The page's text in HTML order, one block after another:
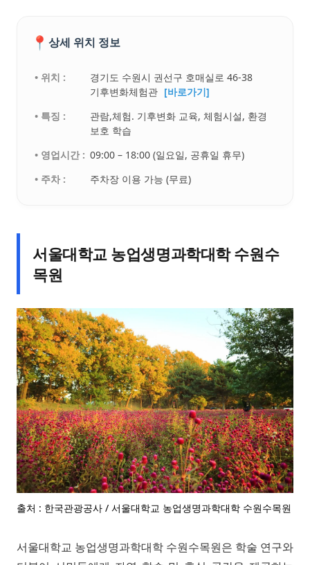
📍 상세 위치 정보
• 위치 :
경기도 수원시 권선구 호매실로 46-38
기후변화체험관 [바로가기]
• 특징 :
관람,체험. 기후변화 교육, 체험시설, 환경
보호 학습
• 영업시간 : 09:00 – 18:00 (일요일, 공휴일 휴무)
• 주차 :
주차장 이용 가능 (무료)
서울대학교 농업생명과학대학 수원수
목원
출처 : 한국관광공사 / 서울대학교 농업생명과학대학 수원수목원
서울대학교 농업생명과학대학 수원수목원은 학술 연구와